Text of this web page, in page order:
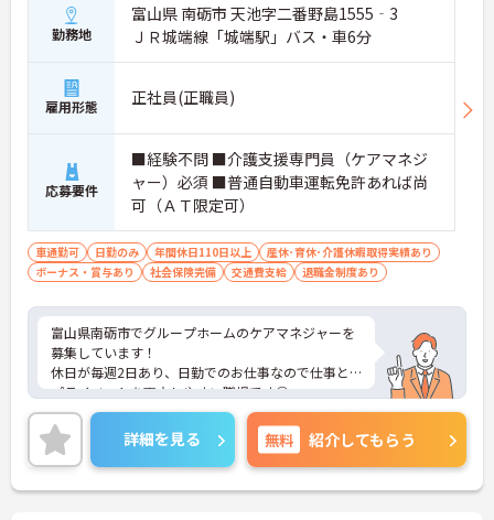
勤務地
富山県 南砺市 天池字二番野島1555‐3
ＪＲ城端線「城端駅」バス・車6分
雇用形態 正社員(正職員)
応募要件
■経験不問 ■介護支援専門員（ケアマネジ
ャー）必須 ■普通自動車運転免許あれば尚
可（ＡＴ限定可）
車通勤可 日勤のみ 年間休日110日以上
産休･育休･介護休暇取得実績あり
ボーナス・賞与あり
社会保険完備 交通費支給 退職金制度あり
富山県南砺市でグループホームのケアマネジャーを
募集しています！
休日が毎週2日あり、日勤でのお仕事なので仕事と
プライベートを両立しやすい職場です◎
ご興味のある方は、面接のポイントをお伝えします
のでご連絡ください。
詳細を見る 無料 紹介してもらう